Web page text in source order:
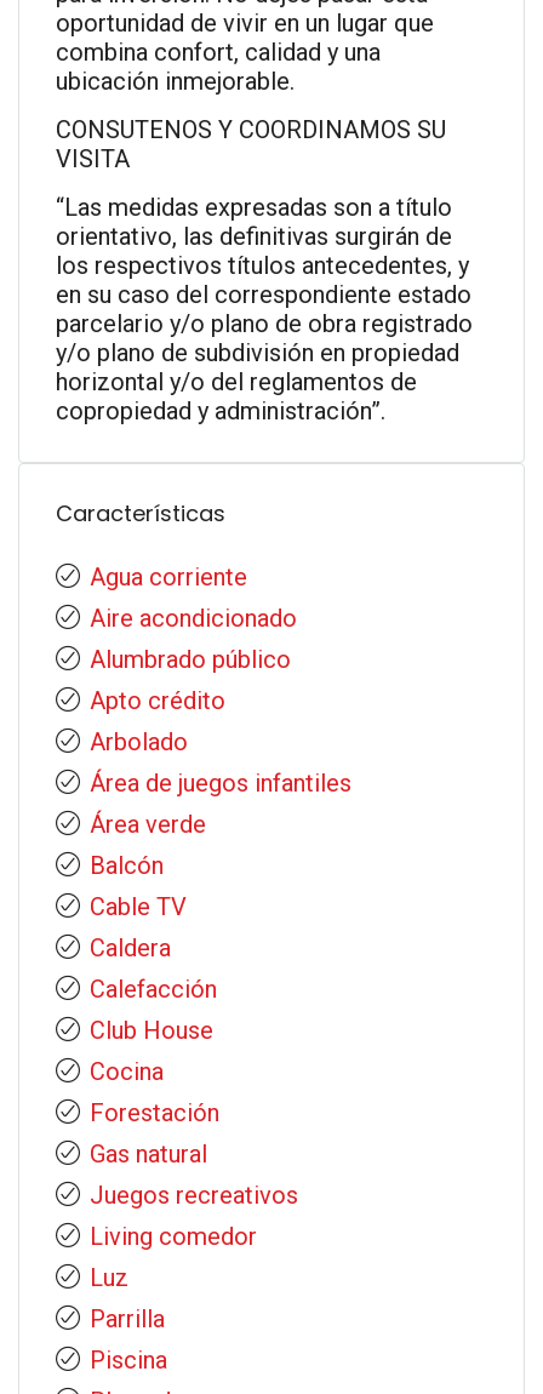
oportunidad de vivir en un lugar que
combina confort, calidad y una
ubicación inmejorable.
CONSUTENOS Y COORDINAMOS SU
VISITA
“Las medidas expresadas son a título
orientativo, las definitivas surgirán de
los respectivos títulos antecedentes, y
en su caso del correspondiente estado
parcelario y/o plano de obra registrado
y/o plano de subdivisión en propiedad
horizontal y/o del reglamentos de
copropiedad y administración”.
Características
Agua corriente
Aire acondicionado
Alumbrado público
Apto crédito
Arbolado
Área de juegos infantiles
Área verde
Balcón
Cable TV
Caldera
Calefacción
Club House
Cocina
Forestación
Gas natural
Juegos recreativos
Living comedor
Luz
Parrilla
Piscina